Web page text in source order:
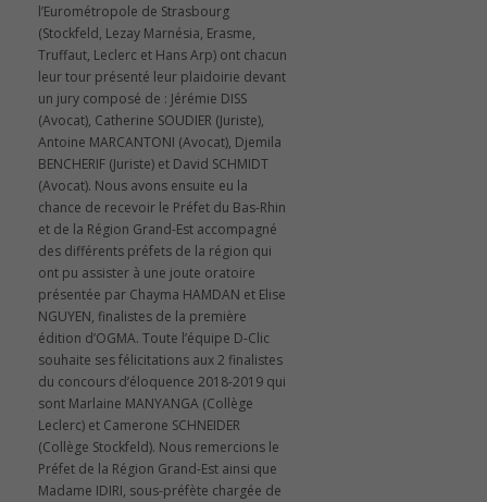
l’Eurométropole de Strasbourg
(Stockfeld, Lezay Marnésia, Erasme,
Truffaut, Leclerc et Hans Arp) ont chacun
leur tour présenté leur plaidoirie devant
un jury composé de : Jérémie DISS
(Avocat), Catherine SOUDIER (Juriste),
Antoine MARCANTONI (Avocat), Djemila
BENCHERIF (Juriste) et David SCHMIDT
(Avocat). Nous avons ensuite eu la
chance de recevoir le Préfet du Bas-Rhin
et de la Région Grand-Est accompagné
des différents préfets de la région qui
ont pu assister à une joute oratoire
présentée par Chayma HAMDAN et Elise
NGUYEN, finalistes de la première
édition d’OGMA. Toute l’équipe D-Clic
souhaite ses félicitations aux 2 finalistes
du concours d’éloquence 2018-2019 qui
sont Marlaine MANYANGA (Collège
Leclerc) et Camerone SCHNEIDER
(Collège Stockfeld). Nous remercions le
Préfet de la Région Grand-Est ainsi que
Madame IDIRI, sous-préfète chargée de